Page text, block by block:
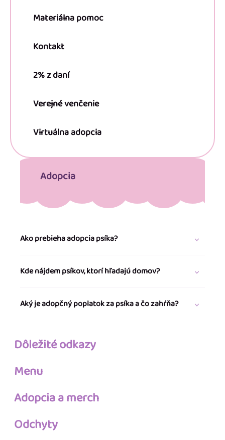
Materiálna pomoc
Kontakt
2% z daní
Verejné venčenie
Virtuálna adopcia
Adopcia
Ako prebieha adopcia psíka?
Kde nájdem psíkov, ktorí hľadajú domov?
Aký je adopčný poplatok za psíka a čo zahŕňa?
Dôležité odkazy
Menu
Adopcia a merch
Odchyty